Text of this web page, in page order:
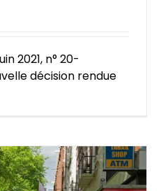
2021, n° 20-
décision rendue